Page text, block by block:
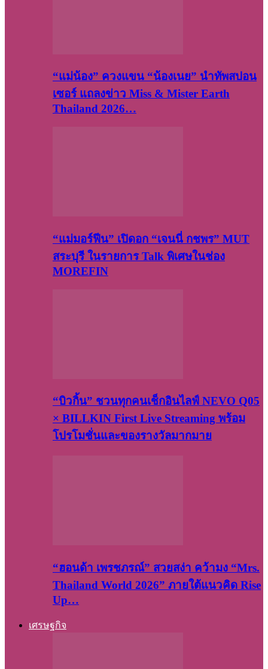
“แม่น้อง” ควงแขน “น้องเนย” นำทัพสปอน
เซอร์ แถลงข่าว Miss & Mister Earth
Thailand 2026…
“แม่มอร์ฟีน” เปิดอก “เจนนี่ กชพร” MUT
สระบุรี ในรายการ Talk พิเศษในช่อง
MOREFIN
“บิวกิ้น” ชวนทุกคนเช็กอินไลฟ์ NEVO Q05
× BILLKIN First Live Streaming พร้อม
โปรโมชั่นและของรางวัลมากมาย
“ฮอนด้า เพรชภรณ์” สวยสง่า คว้ามง “Mrs.
Thailand World 2026” ภายใต้แนวคิด Rise
Up…
เศรษฐกิจ